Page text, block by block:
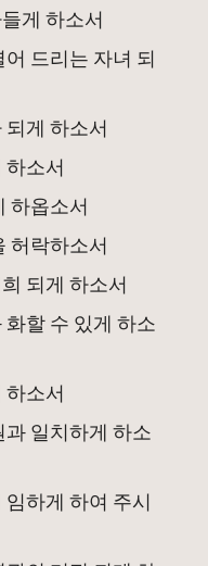
게 하소서
드리는 자녀 되
게 하소서
소서
하옵소서
허락하소서
되게 하소서
할 수 있게 하소
소서
일치하게 하소
하게 하여 주시